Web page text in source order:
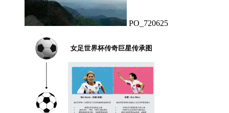
PO_720625